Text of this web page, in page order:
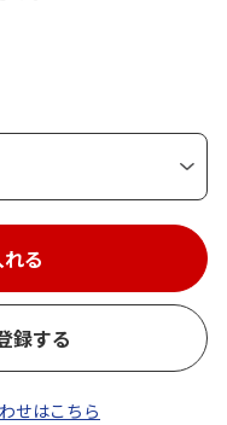
る
録する
せはこちら